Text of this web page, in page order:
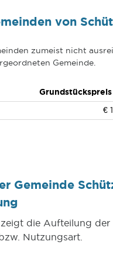
von
zumeist nicht
Gemeinde.
€
Gemeinde
die Aufteilung
Nutzungsart.